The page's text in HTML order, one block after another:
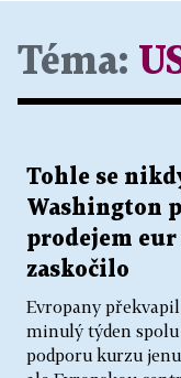
Téma:
Tohle se
Washington
prodejem
zaskočilo
Evropany
minulý týden
podporu kurzu